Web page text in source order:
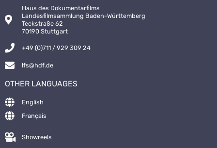
Haus des Dokumentarfilms
Landesfilmsammlung Baden-Württemberg
Teckstraße 62
70190 Stuttgart
+49 (0)711 / 929 309 24
lfs@hdf.de
OTHER LANGUAGES
English
Français
Showreels